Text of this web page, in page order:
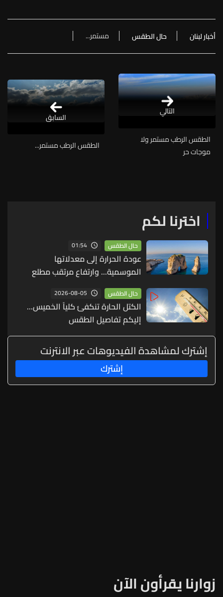
أخبار لبنان حال الطقس مستمر...
التالي
الطقس الرطب مستمر ولا
موجات حر
الطقس الرطب مستمر...
السابق
اخترنا لكم
حال الطقس 01:54
عودة الحرارة إلى معدلاتها
الموسمية... وارتفاع مرتقب مطلع
الأسبوع المقبل
حال الطقس 2026-08-05
الكتل الحارة تنكفئ كلياً الخميس...
إليكم تفاصيل الطقس
إشترك لمشاهدة الفيديوهات عبر الانترنت
إشترك
زوارنا يقرأون الآن